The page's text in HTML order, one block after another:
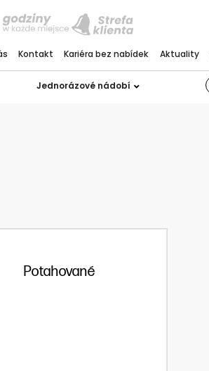
Jednorázové nádobí
Kontakt Kariéra bez nabídek Aktuality
Potahované